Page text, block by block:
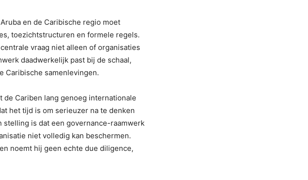
en de Caribische regio moet
toezichtstructuren en formele regels.
vraag niet alleen of organisaties
daadwerkelijk past bij de schaal,
Caribische samenlevingen.
Cariben lang genoeg internationale
het tijd is om serieuzer na te denken
is dat een governance-raamwerk
niet volledig kan beschermen.
noemt hij geen echte due diligence,